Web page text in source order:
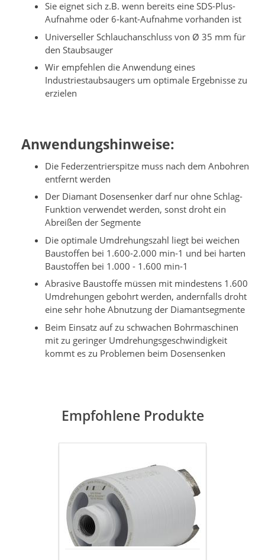
Sie eignet sich z.B. wenn bereits eine SDS-Plus-
Aufnahme oder 6-kant-Aufnahme vorhanden ist
Universeller Schlauchanschluss von Ø 35 mm für
den Staubsauger
Wir empfehlen die Anwendung eines
Industriestaubsaugers um optimale Ergebnisse zu
erzielen
Anwendungshinweise:
Die Federzentrierspitze muss nach dem Anbohren
entfernt werden
Der Diamant Dosensenker darf nur ohne Schlag-
Funktion verwendet werden, sonst droht ein
Abreißen der Segmente
Die optimale Umdrehungszahl liegt bei weichen
Baustoffen bei 1.600-2.000 min-1 und bei harten
Baustoffen bei 1.000 - 1.600 min-1
Abrasive Baustoffe müssen mit mindestens 1.600
Umdrehungen gebohrt werden, andernfalls droht
eine sehr hohe Abnutzung der Diamantsegmente
Beim Einsatz auf zu schwachen Bohrmaschinen
mit zu geringer Umdrehungsgeschwindigkeit
kommt es zu Problemen beim Dosensenken
Empfohlene Produkte
Matrix
Power
Ø
68
/
82